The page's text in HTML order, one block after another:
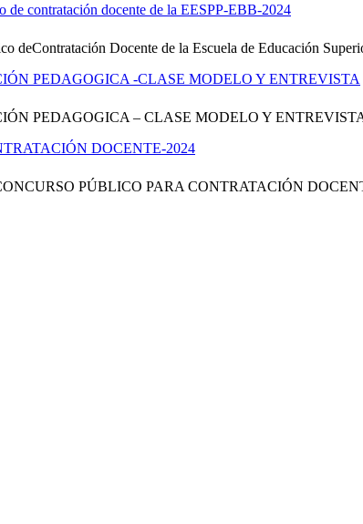
contratación docente de la EESPP-EBB-2024
deContratación Docente de la Escuela de Educación
PEDAGOGICA -CLASE MODELO Y ENTREVISTA
PEDAGOGICA – CLASE MODELO Y
DOCENTE-2024
PÚBLICO PARA CONTRATACIÓN